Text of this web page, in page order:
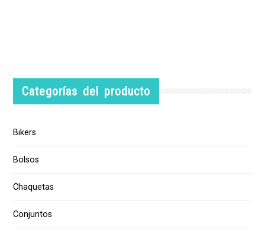
Categorías del producto
Bikers
Bolsos
Chaquetas
Conjuntos